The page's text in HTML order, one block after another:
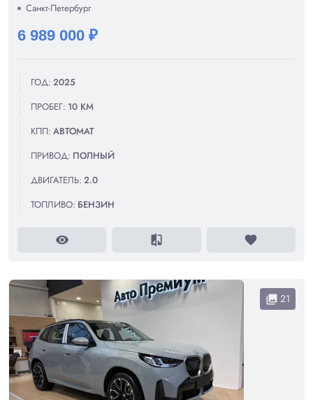
Санкт-Петербург
6 989 000 ₽
ГОД: 2025
ПРОБЕГ: 10 КМ
КПП: АВТОМАТ
ПРИВОД: ПОЛНЫЙ
ДВИГАТЕЛЬ: 2.0
ТОПЛИВО: БЕНЗИН
visibility compare favorite
collections 21